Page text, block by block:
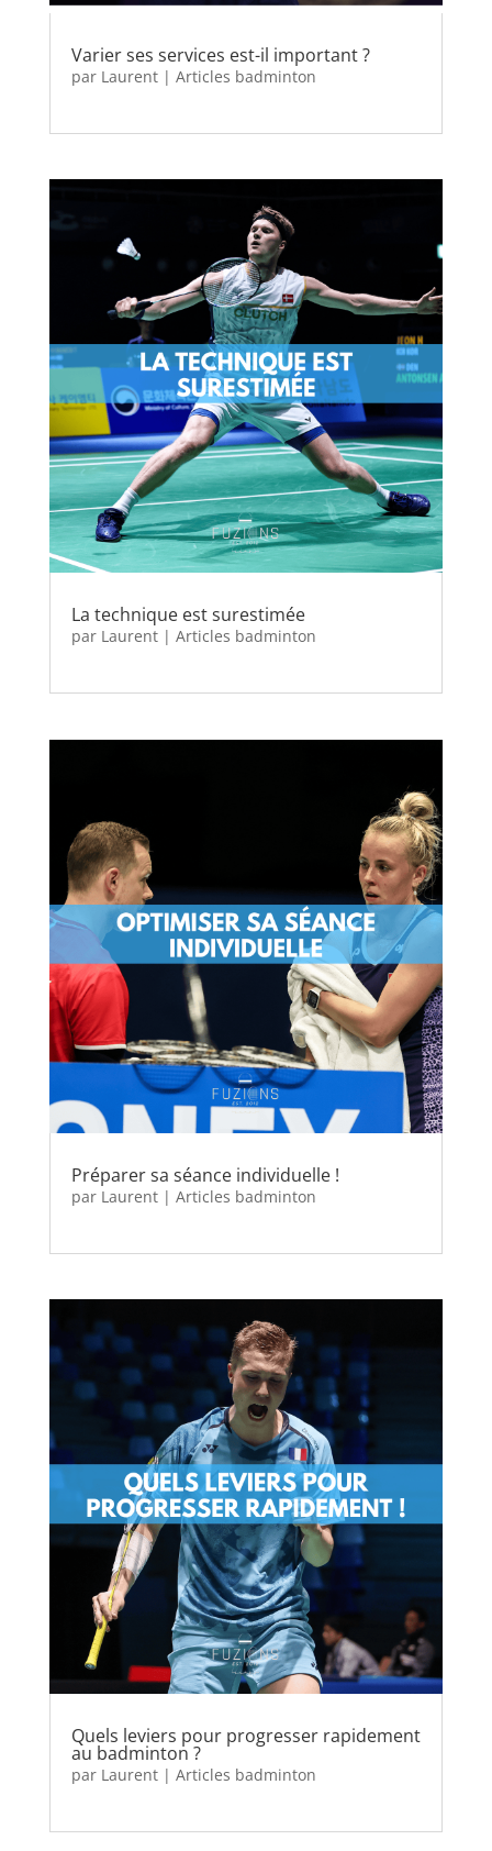
Varier ses services est-il important ?
par Laurent| Articles badminton
La technique est surestimée
par Laurent| Articles badminton
Préparer sa séance individuelle !
par Laurent| Articles badminton
Quels leviers pour progresser rapidement
au badminton ?
par Laurent| Articles badminton